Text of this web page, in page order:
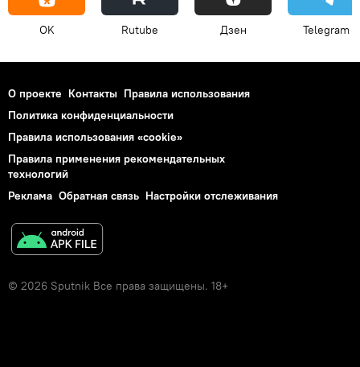
OK Rutube Дзен Telegram
О проекте Контакты Правила использования
Политика конфиденциальности
Правила использования «cookie»
Правила применения рекомендательных
технологий
Реклама Обратная связь Настройки отслеживания
© 2026 Sputnik Все права защищены. 18+